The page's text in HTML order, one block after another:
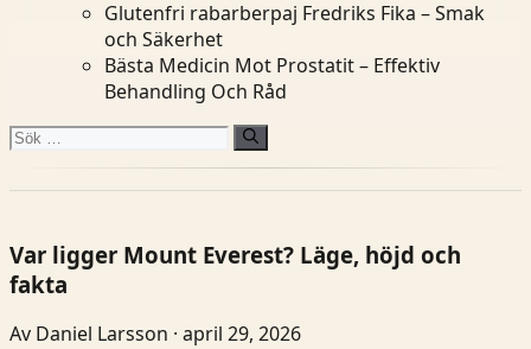
Glutenfri rabarberpaj Fredriks Fika – Smak
och Säkerhet
Bästa Medicin Mot Prostatit – Effektiv
Behandling Och Råd
Sök
Var ligger Mount Everest? Läge, höjd och
fakta
Av Daniel Larsson · april 29, 2026